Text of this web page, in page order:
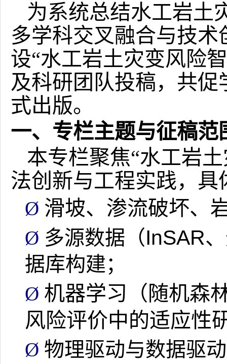
为系统总结水工岩土
多学科交叉融合与技
设“水工岩土灾变风险
及科研团队投稿，共促
式出版。
一、专栏主题与征稿范
本专栏聚焦“水工岩
法创新与工程实践，
Ø 滑坡、渗流破坏、
Ø 多源数据（InSAR
据库构建；
Ø 机器学习（随机森
风险评价中的适应性
Ø 物理驱动与数据驱